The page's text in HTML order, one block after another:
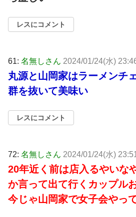
レスにコメント
61: 名無しさん 2024/01/24(水)
丸源と山岡家はラーメンチ
群を抜いて美味い
レスにコメント
72: 名無しさん 2024/01/24(水)
20年近く前は店入るやいな
か言って出て行くカップル
今じゃ山岡家で女子会やっ